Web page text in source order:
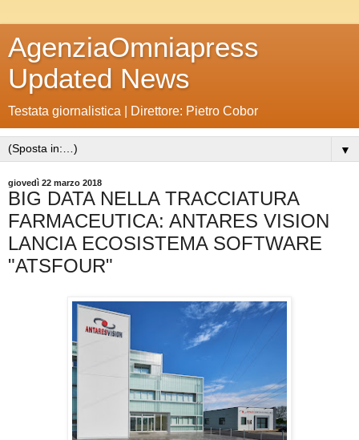
AgenziaOmniapress
Updated News
Testata giornalistica | Direttore: Pietro Cobor
▼
giovedì 22 marzo 2018
BIG DATA NELLA TRACCIATURA
FARMACEUTICA: ANTARES VISION
LANCIA ECOSISTEMA SOFTWARE
"ATSFOUR"